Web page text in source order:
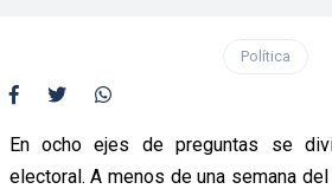
Política
En ocho ejes de preguntas se
electoral. A menos de una semana